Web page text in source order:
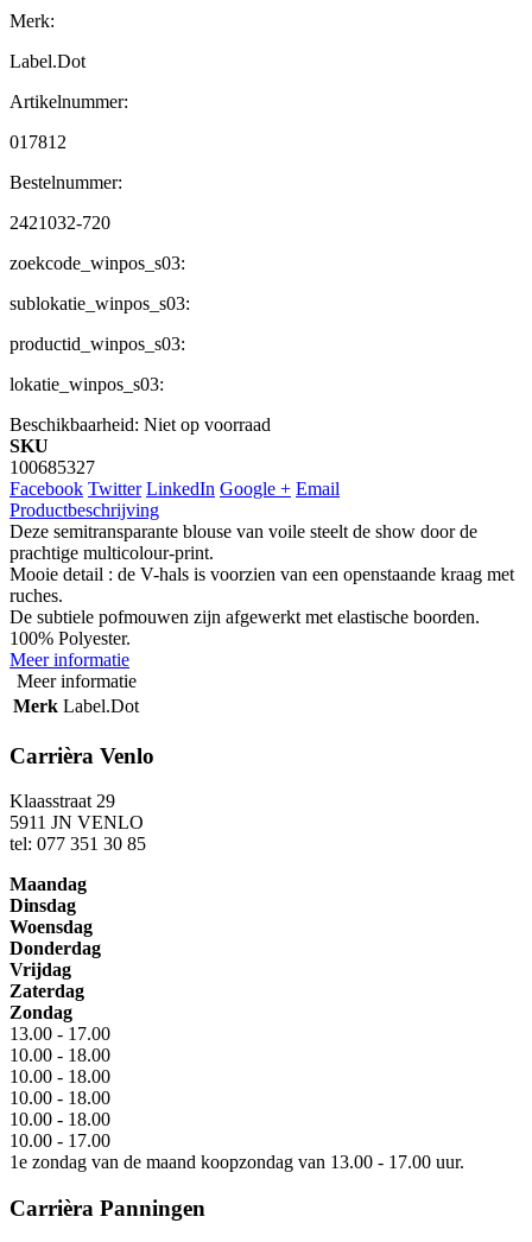
Merk:
Label.Dot
Artikelnummer:
017812
Bestelnummer:
2421032-720
zoekcode_winpos_s03:
sublokatie_winpos_s03:
productid_winpos_s03:
lokatie_winpos_s03:
Beschikbaarheid: Niet op voorraad
SKU
100685327
Facebook Twitter LinkedIn Google + Email
Productbeschrijving
Deze semitransparante blouse van voile steelt de show door de
prachtige multicolour-print.
Mooie detail : de V-hals is voorzien van een openstaande kraag met
ruches.
De subtiele pofmouwen zijn afgewerkt met elastische boorden.
100% Polyester.
Meer informatie
Meer informatie
Merk Label.Dot
Carrièra Venlo
Klaasstraat 29
5911 JN VENLO
tel: 077 351 30 85
Maandag
Dinsdag
Woensdag
Donderdag
Vrijdag
Zaterdag
Zondag
13.00 - 17.00
10.00 - 18.00
10.00 - 18.00
10.00 - 18.00
10.00 - 18.00
10.00 - 17.00
1e zondag van de maand koopzondag van 13.00 - 17.00 uur.
Carrièra Panningen